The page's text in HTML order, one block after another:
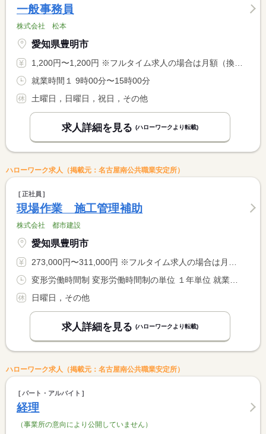
一般事務員
株式会社 松本
愛知県豊明市
1,200円〜1,200円 ※フルタイム求人の場合は月額（換算額）、パート求人の場合は時間額を表示しています。
就業時間１ 9時00分〜15時00分
土曜日，日曜日，祝日，その他
求人詳細を見る (ハローワークより転載)
ハローワーク求人（掲載元：名古屋南公共職業安定所）
正社員
現場作業 施工管理補助
株式会社 都市建設
愛知県豊明市
273,000円〜311,000円 ※フルタイム求人の場合は月額（換算額）、パート求人の場合は時間額を表示しています。
日曜日，その他
求人詳細を見る (ハローワークより転載)
ハローワーク求人（掲載元：名古屋南公共職業安定所）
パート・アルバイト
経理
（事業所の意向により公開していません）